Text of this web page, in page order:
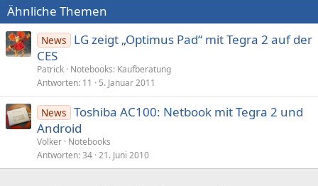
Ähnliche Themen
News
LG zeigt „Optimus Pad“ mit Tegra 2 auf der
CES
Patrick Notebooks: Kaufberatung
Antworten 11 5. Januar 2011
News Toshiba AC100: Netbook mit Tegra 2 und
Android
Volker Notebooks
Antworten 34 21. Juni 2010